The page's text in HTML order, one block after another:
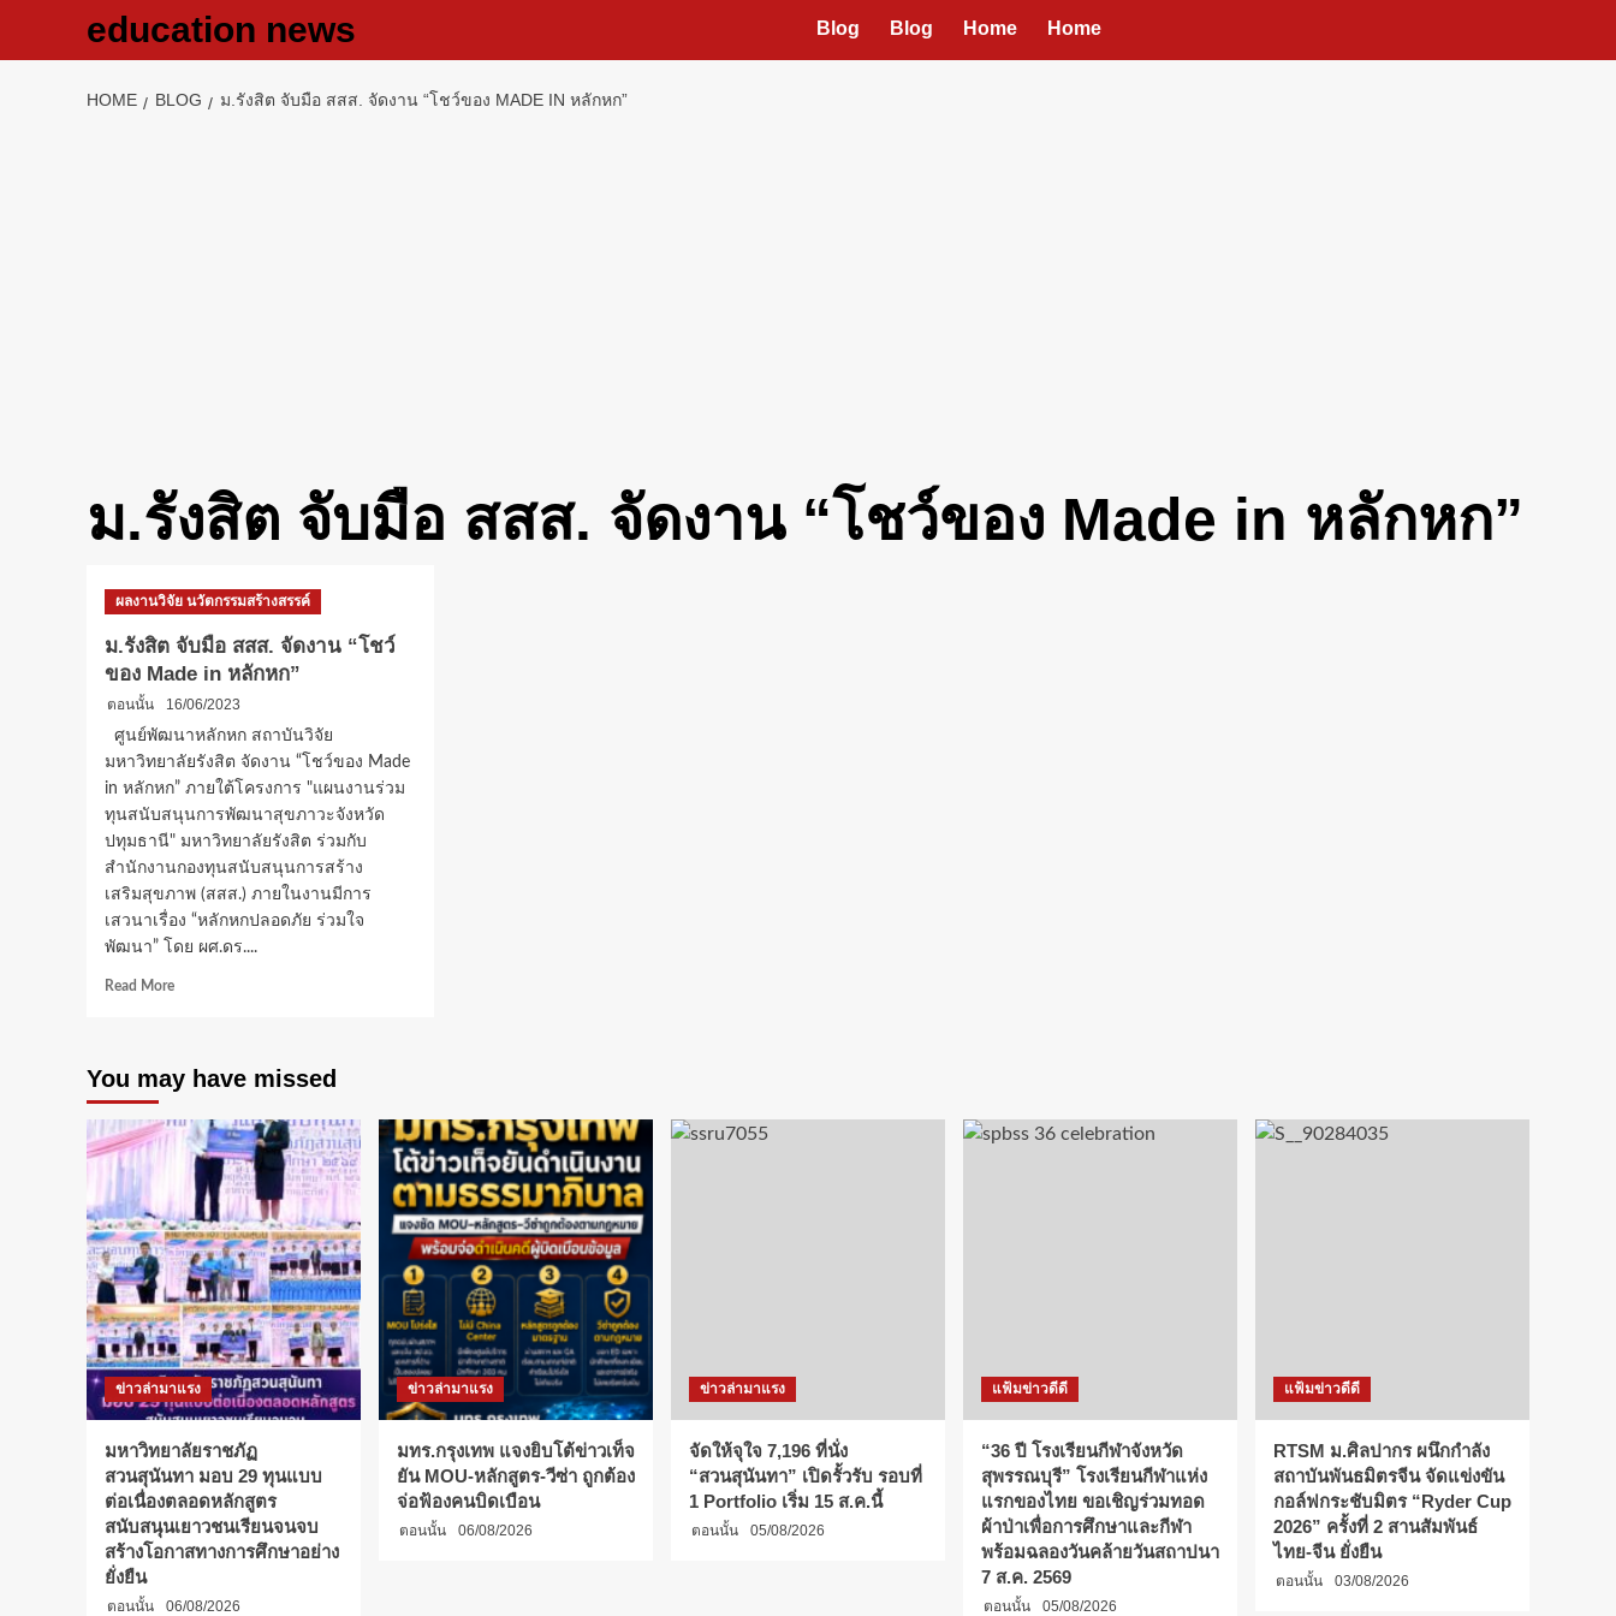
education news Blog Blog Home Home
HOME BLOG ม.รังสิต จับมือ สสส. จัดงาน “โชว์ของ MADE IN หลักหก”
ม.รังสิต จับมือ สสส. จัดงาน “โชว์ของ Made in หลักหก”
ผลงานวิจัย นวัตกรรมสร้างสรรค์
ม.รังสิต จับมือ สสส. จัดงาน “โชว์
ของ Made in หลักหก”
ตอนนั้น
16/06/2023
ศูนย์พัฒนาหลักหก สถาบันวิจัย
มหาวิทยาลัยรังสิต จัดงาน “โชว์ของ Made
in หลักหก” ภายใต้โครงการ "แผนงานร่วม
ทุนสนับสนุนการพัฒนาสุขภาวะจังหวัด
ปทุมธานี" มหาวิทยาลัยรังสิต ร่วมกับ
สำนักงานกองทุนสนับสนุนการสร้าง
เสริมสุขภาพ (สสส.) ภายในงานมีการ
เสวนาเรื่อง “หลักหกปลอดภัย ร่วมใจ
พัฒนา” โดย ผศ.ดร....
Read MoreRead
จับ
มือ
สสส.
จัด
งาน
“โชว์
ของ
Made
in
หลัก
หก”
You may have missed
ข่าวล่ามาแรง
มหาวิทยาลัยราชภัฏ
สวนสุนันทา มอบ 29 ทุนแบบ
ต่อเนื่องตลอดหลักสูตร
สนับสนุนเยาวชนเรียนจนจบ
สร้างโอกาสทางการศึกษาอย่าง
ยั่งยืน
ตอนนั้น 06/08/2026
ข่าวล่ามาแรง
มทร.กรุงเทพ แจงยิบโต้ข่าวเท็จ
ยัน MOU-หลักสูตร-วีซ่า ถูกต้อง
จ่อฟ้องคนบิดเบือน
ตอนนั้น 06/08/2026
ข่าวล่ามาแรง
จัดให้จุใจ 7,196 ที่นั่ง
“สวนสุนันทา” เปิดรั้วรับ รอบที่
1 Portfolio เริ่ม 15 ส.ค.นี้
ตอนนั้น 05/08/2026
แฟ้มข่าวดีดี
“36 ปี โรงเรียนกีฬาจังหวัด
สุพรรณบุรี” โรงเรียนกีฬาแห่ง
แรกของไทย ขอเชิญร่วมทอด
ผ้าป่าเพื่อการศึกษาและกีฬา
พร้อมฉลองวันคล้ายวันสถาปนา
7 ส.ค. 2569
ตอนนั้น 05/08/2026
แฟ้มข่าวดีดี
RTSM ม.ศิลปากร ผนึกกำลัง
สถาบันพันธมิตรจีน จัดแข่งขัน
กอล์ฟกระชับมิตร “Ryder Cup
2026” ครั้งที่ 2 สานสัมพันธ์
ไทย-จีน ยั่งยืน
ตอนนั้น 03/08/2026